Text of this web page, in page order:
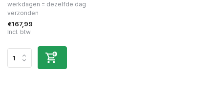
werkdagen = dezelfde dag
verzonden
€167,99
Incl. btw